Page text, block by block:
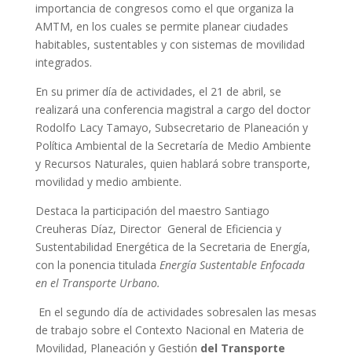
importancia de congresos como el que organiza la
AMTM, en los cuales se permite planear ciudades
habitables, sustentables y con sistemas de movilidad
integrados.
En su primer día de actividades, el 21 de abril, se
realizará una conferencia magistral a cargo del doctor
Rodolfo Lacy Tamayo, Subsecretario de Planeación y
Política Ambiental de la Secretaría de Medio Ambiente
y Recursos Naturales, quien hablará sobre transporte,
movilidad y medio ambiente.
Destaca la participación del maestro Santiago
Creuheras Díaz, Director General de Eficiencia y
Sustentabilidad Energética de la Secretaria de Energía,
con la ponencia titulada Energía Sustentable Enfocada
en el Transporte Urbano.
En el segundo día de actividades sobresalen las mesas
de trabajo sobre el Contexto Nacional en Materia de
Movilidad, Planeación y Gestión del Transporte